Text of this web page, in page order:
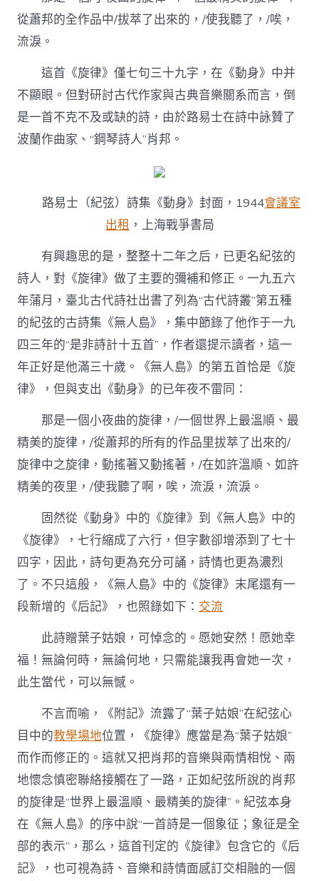
從蕭邦的全作品中/拔萃了出來的，/使我聽了，/唉，
流淚。
這首《旋律》僅七句三十九字，在《動身》中并
不顯眼。但對研討古代作家與古典音樂關系而言，倒
是一首不克不及或缺的詩，由於路易士在詩中詠贊了
波蘭作曲家、“鋼琴詩人”肖邦。
路易士（紀弦）詩集《動身》封面，1944會議室
出租 ，上海戰爭書局
有興趣思的是，整整十二年之后，已更名紀弦的
詩人，對《旋律》做了主要的彌補和修正。一九五六
年蒲月，臺北古代詩社出書了列為“古代詩叢”第五種
的紀弦的古詩集《無人島》，集中節錄了他作于一九
四三年的“是非詩計十五首”，作者還提示讀者，這一
年正好是他滿三十歲。《無人島》的第五首恰是《旋
律》，但與支出《動身》的已年夜不雷同：
那是一個小夜曲的旋律，/一個世界上最溫順、最
精美的旋律，/從蕭邦的所有的作品里拔萃了出來的/
旋律中之旋律，動搖著又動搖著，/在如許溫順、如許
精美的夜里，/使我聽了啊，唉，流淚，流淚。
固然從《動身》中的《旋律》到《無人島》中的
《旋律》，七行縮成了六行，但字數卻增添到了七十
四字，因此，詩句更為充分可誦，詩情也更為濃烈
了。不只這般，《無人島》中的《旋律》末尾還有一
段新增的《后記》，也照錄如下： 交流
此詩贈葉子姑娘，可悼念的。愿她安然！愿她幸
福！無論何時，無論何地，只需能讓我再會她一次，
此生當代，可以無憾。
不言而喻，《附記》流露了“葉子姑娘”在紀弦心
目中的教學場地位置，《旋律》應當是為“葉子姑娘”
而作而修正的。這就又把肖邦的音樂與兩情相悅、兩
地懷念慎密聯絡接觸在了一路，正如紀弦所說的肖邦
的旋律是“世界上最溫順、最精美的旋律”。紀弦本身
在《無人島》的序中說“一首詩是一個象征；象征是全
部的表示”，那么，這首刊定的《旋律》包含它的《后
記》，也可視為詩、音樂和詩情面感訂交相融的一個